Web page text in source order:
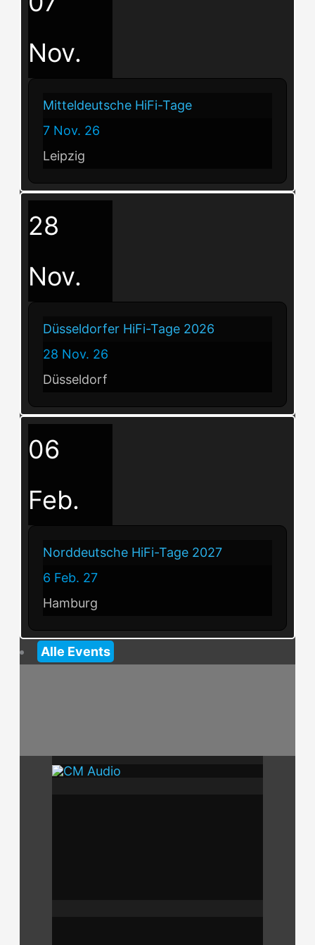
Nov.
Mitteldeutsche HiFi-Tage
7 Nov. 26
Leipzig
28
Nov.
Düsseldorfer HiFi-Tage 2026
28 Nov. 26
Düsseldorf
06
Feb.
Norddeutsche HiFi-Tage 2027
6 Feb. 27
Hamburg
Alle Events